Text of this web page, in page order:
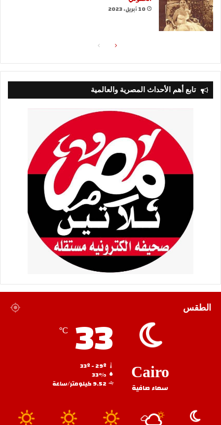
10 أبريل، 2023
الصفحةالصفحة
تابع أهم الأحداث المصرية والعالمية
الطقس
Cairo
سماء صافية
33
℃
33%
9.52 كيلومتر/ساعة